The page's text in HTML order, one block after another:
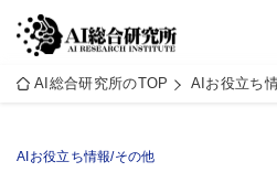
AI総合研究所のTOP AIお役立ち
AIお役立ち情報/その他